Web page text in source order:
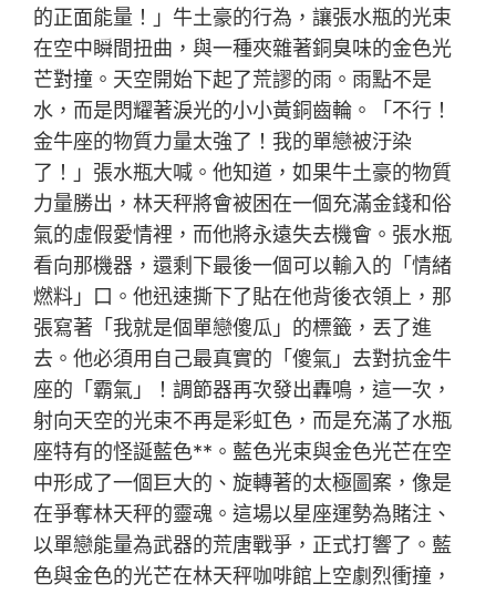
的正面能量！」牛土豪的行為，讓張水瓶的光束
在空中瞬間扭曲，與一種夾雜著銅臭味的金色光
芒對撞。天空開始下起了荒謬的雨。雨點不是
水，而是閃耀著淚光的小小黃銅齒輪。「不行！
金牛座的物質力量太強了！我的單戀被汙染
了！」張水瓶大喊。他知道，如果牛土豪的物質
力量勝出，林天秤將會被困在一個充滿金錢和俗
氣的虛假愛情裡，而他將永遠失去機會。張水瓶
看向那機器，還剩下最後一個可以輸入的「情緒
燃料」口。他迅速撕下了貼在他背後衣領上，那
張寫著「我就是個單戀傻瓜」的標籤，丟了進
去。他必須用自己最真實的「傻氣」去對抗金牛
座的「霸氣」！調節器再次發出轟鳴，這一次，
射向天空的光束不再是彩虹色，而是充滿了水瓶
座特有的怪誕藍色**。藍色光束與金色光芒在空
中形成了一個巨大的、旋轉著的太極圖案，像是
在爭奪林天秤的靈魂。這場以星座運勢為賭注、
以單戀能量為武器的荒唐戰爭，正式打響了。藍
色與金色的光芒在林天秤咖啡館上空劇烈衝撞，